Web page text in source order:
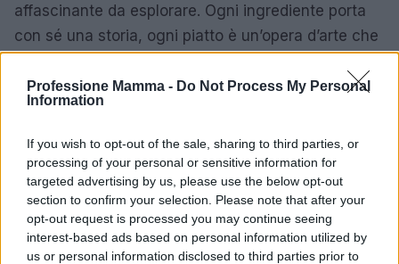
Professione Mamma - Do Not Process My Personal
Information
If you wish to opt-out of the sale, sharing to third parties, or
processing of your personal or sensitive information for
targeted advertising by us, please use the below opt-out
section to confirm your selection. Please note that after your
opt-out request is processed you may continue seeing
interest-based ads based on personal information utilized by
us or personal information disclosed to third parties prior to
affascinante da esplorare. Ogni ingrediente porta
con sé una storia, ogni piatto è un’opera d’arte che
sperimentate, assaporate e lasciatevi trasportare
dalle storie che ogni morso racconta. La cucina è
un viaggio sensoriale che arricchisce il corpo e lo
spirito, e ogni volta che ci sediamo a tavola,
abbiamo l’opportunità di scoprirlo nuovamente.
segreto è nell’ingrediente: scegli bene e il tuo
piatto parlerà per te.